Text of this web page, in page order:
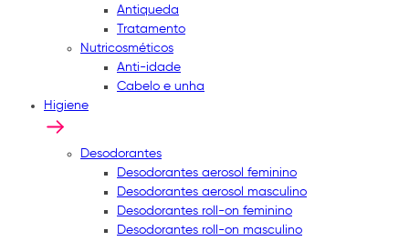
Antiqueda
Tratamento
Nutricosméticos
Anti-idade
Cabelo e unha
Higiene
Desodorantes
Desodorantes aerosol feminino
Desodorantes aerosol masculino
Desodorantes roll-on feminino
Desodorantes roll-on masculino